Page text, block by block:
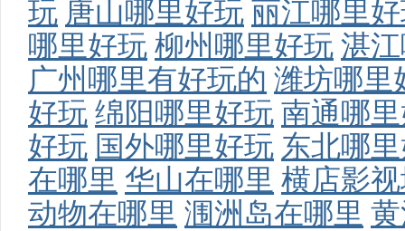
玩 唐山哪里好玩 丽江哪里
哪里好玩 柳州哪里好玩 湛
广州哪里有好玩的 潍坊哪里
好玩 绵阳哪里好玩 南通哪
好玩 国外哪里好玩 东北哪
在哪里 华山在哪里 横店影
动物在哪里 涠洲岛在哪里